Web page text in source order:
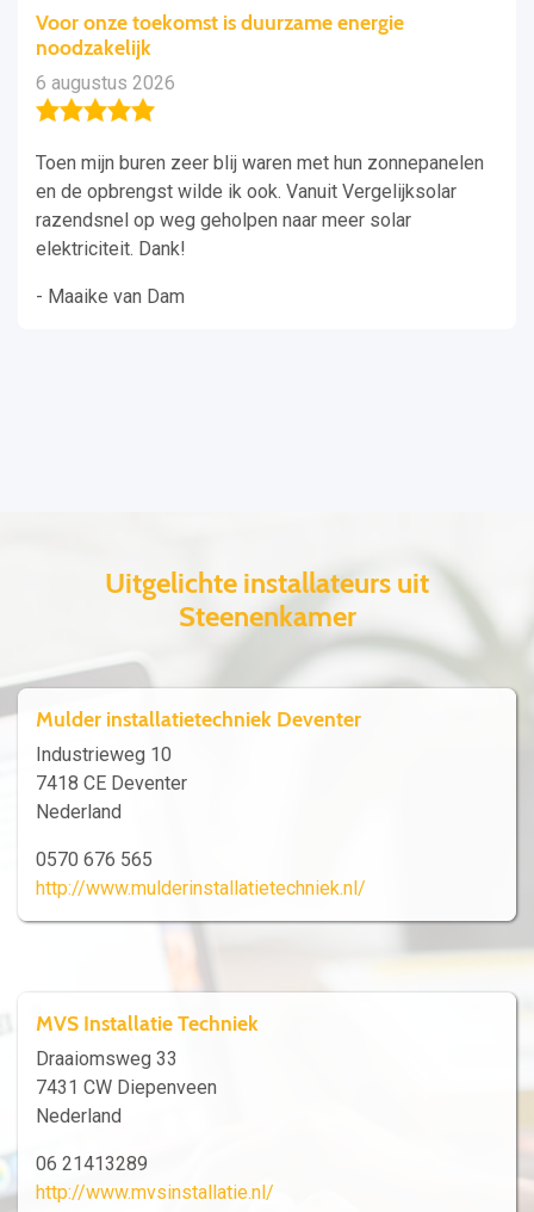
Voor onze toekomst is duurzame energie
noodzakelijk
6 augustus 2026
Toen mijn buren zeer blij waren met hun zonnepanelen
en de opbrengst wilde ik ook. Vanuit Vergelijksolar
razendsnel op weg geholpen naar meer solar
elektriciteit. Dank!
- Maaike van Dam
Uitgelichte installateurs uit
Steenenkamer
Mulder installatietechniek Deventer
Industrieweg 10
7418 CE Deventer
Nederland
0570 676 565
http://www.mulderinstallatietechniek.nl/
MVS Installatie Techniek
Draaiomsweg 33
7431 CW Diepenveen
Nederland
06 21413289
http://www.mvsinstallatie.nl/